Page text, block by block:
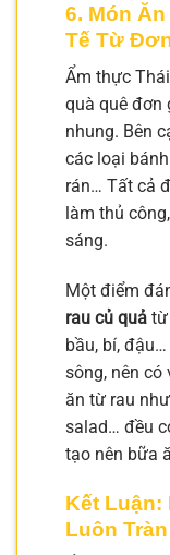
6. Món
Tế Từ
Ẩm thực
quà quê đơn
nhung. Bên
các loại
rán… Tất cả
làm thủ
sáng.
Một điểm
rau củ quả từ
bầu, bí,
sông, nên có
ăn từ rau
salad… đều
tạo nên bữa
Kết Luận:
Luôn